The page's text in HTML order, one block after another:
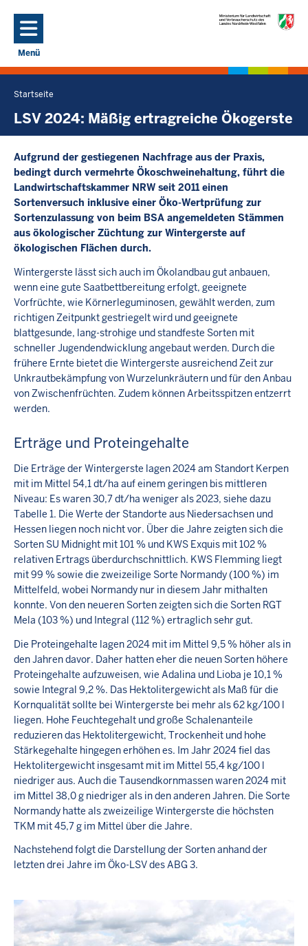
Menü
Navigation aktivieren/deaktivieren: Hauptmenü
Sie
befinden
Startseite
LSV 2024: Mäßig ertragreiche Ökogerste
Aufgrund der gestiegenen Nachfrage aus der Praxis,
bedingt durch vermehrte Ökoschweinehaltung, führt die
Landwirtschaftskammer NRW seit 2011 einen
Sortenversuch inklusive einer Öko-Wertprüfung zur
Sortenzulassung von beim BSA angemeldeten Stämmen
aus ökologischer Züchtung zur Wintergerste auf
ökologischen Flächen durch.
Wintergerste lässt sich auch im Ökolandbau gut anbauen,
wenn eine gute Saatbettbereitung erfolgt, geeignete
Vorfrüchte, wie Körnerleguminosen, gewählt werden, zum
richtigen Zeitpunkt gestriegelt wird und geeignete
blattgesunde, lang-strohige und standfeste Sorten mit
schneller Jugendendwicklung angebaut werden. Durch die
frühere Ernte bietet die Wintergerste ausreichend Zeit zur
Unkrautbekämpfung von Wurzelunkräutern und für den Anbau
von Zwischenfrüchten. Zudem können Arbeitsspitzen entzerrt
werden.
Erträge und Proteingehalte
Die Erträge der Wintergerste lagen 2024 am Standort Kerpen
mit im Mittel 54,1 dt/ha auf einem geringen bis mittleren
Niveau: Es waren 30,7 dt/ha weniger als 2023, siehe dazu
Tabelle 1. Die Werte der Standorte aus Niedersachsen und
Hessen liegen noch nicht vor. Über die Jahre zeigten sich die
Sorten SU Midnight mit 101 % und KWS Exquis mit 102 %
relativen Ertrags überdurchschnittlich. KWS Flemming liegt
mit 99 % sowie die zweizeilige Sorte Normandy (100 %) im
Mittelfeld, wobei Normandy nur in diesem Jahr mithalten
konnte. Von den neueren Sorten zeigten sich die Sorten RGT
Mela (103 %) und Integral (112 %) ertraglich sehr gut.
Die Proteingehalte lagen 2024 mit im Mittel 9,5 % höher als in
den Jahren davor. Daher hatten eher die neuen Sorten höhere
Proteingehalte aufzuweisen, wie Adalina und Lioba je 10,1 %
sowie Integral 9,2 %. Das Hektolitergewicht als Maß für die
Kornqualität sollte bei Wintergerste bei mehr als 62 kg/100 l
liegen. Hohe Feuchtegehalt und große Schalenanteile
reduzieren das Hektolitergewicht, Trockenheit und hohe
Stärkegehalte hingegen erhöhen es. Im Jahr 2024 fiel das
Hektolitergewicht insgesamt mit im Mittel 55,4 kg/100 l
niedriger aus. Auch die Tausendkornmassen waren 2024 mit
im Mittel 38,0 g niedriger als in den anderen Jahren. Die Sorte
Normandy hatte als zweizeilige Wintergerste die höchsten
TKM mit 45,7 g im Mittel über die Jahre.
Nachstehend folgt die Darstellung der Sorten anhand der
letzten drei Jahre im Öko-LSV des ABG 3.